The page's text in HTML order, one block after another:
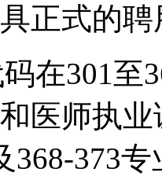
正式的
在301至
医师执
368-373